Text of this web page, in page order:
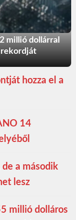
millió dollárral
rekordját
hozza el a
14
a második
lesz
millió dolláros